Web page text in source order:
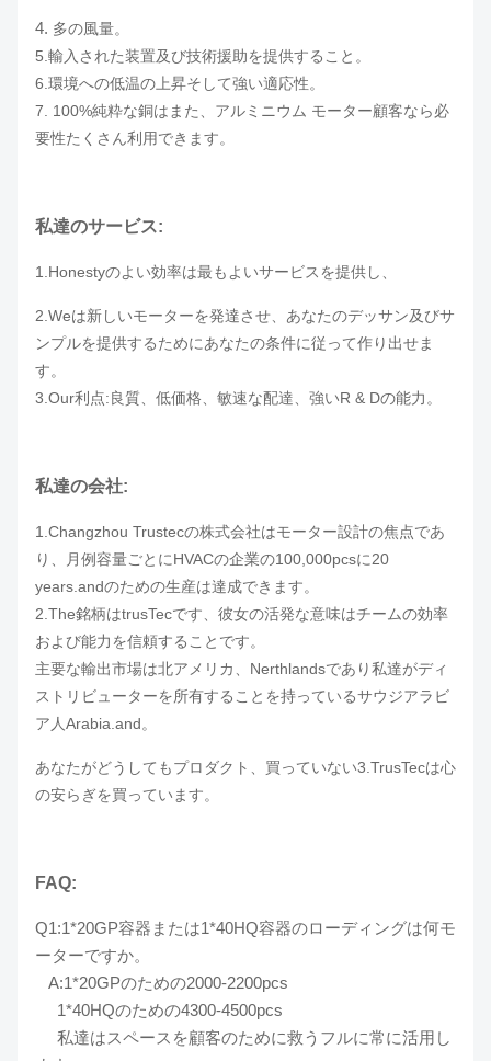
4. 多の風量。
5.輸入された装置及び技術援助を提供すること。
6.環境への低温の上昇そして強い適応性。
7. 100%純粋な銅はまた、アルミニウム モーター顧客なら必
要性たくさん利用できます。
私達のサービス:
1.Honestyのよい効率は最もよいサービスを提供し、
2.Weは新しいモーターを発達させ、あなたのデッサン及びサ
ンプルを提供するためにあなたの条件に従って作り出せま
す。
3.Our利点:良質、低価格、敏速な配達、強いR & Dの能力。
私達の会社:
1.Changzhou Trustecの株式会社はモーター設計の焦点であ
り、月例容量ごとにHVACの企業の100,000pcsに20
years.andのための生産は達成できます。
2.The銘柄はtrusTecです、彼女の活発な意味はチームの効率
および能力を信頼することです。
主要な輸出市場は北アメリカ、Nerthlandsであり私達がディ
ストリビューターを所有することを持っているサウジアラビ
ア人Arabia.and。
あなたがどうしてもプロダクト、買っていない3.TrusTecは心
の安らぎを買っています。
FAQ:
Q1:1*20GP容器または1*40HQ容器のローディングは何モ
ーターですか。
A:1*20GPのための2000-2200pcs
1*40HQのための4300-4500pcs
私達はスペースを顧客のために救うフルに常に活用し